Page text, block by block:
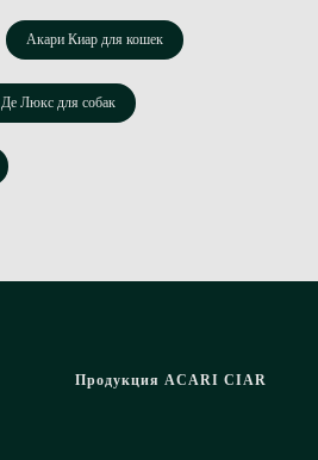
Акари Киар для кошек
Де Люкс для собак
Продукция ACARI CIAR